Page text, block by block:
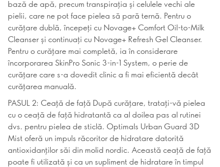
bază de apă, precum transpirația și celulele vechi ale
pielii, care ne pot face pielea să pară ternă. Pentru o
curățare dublă, începeți cu Novage+ Comfort Oil-to-Milk
Cleanser și continuați cu Novage+ Refresh Gel Cleanser.
Pentru o curățare mai completă, ia în considerare
încorporarea SkinPro Sonic 3-in-1 System, o perie de
curățare care s-a dovedit clinic a fi mai eficientă decât
curățarea manuală.
PASUL 2: Ceață de față După curățare, tratați-vă pielea
cu o ceață de față hidratantă ca al doilea pas al rutinei
dvs. pentru pielea de sticlă. Optimals Urban Guard 3D
Mist oferă un impuls răcoritor de hidratare datorită
antioxidanților săi din molid nordic. Această ceață de față
poate fi utilizată și ca un supliment de hidratare în timpul